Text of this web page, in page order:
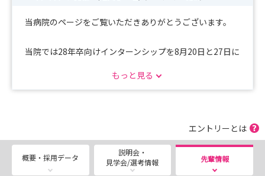
当病院のページをご覧いただきありがとうございます。
当院では28年卒向けインターンシップを8月20日と27日に
時間は9時～15時の予定です。
また、ご不明な点等ございましたら、お気軽にお問い合わ
せください。
ご予約お待ちしております♪
もっと見る
エントリーとは
概要・採用データ
説明会・
見学会/選考情報
先輩情報